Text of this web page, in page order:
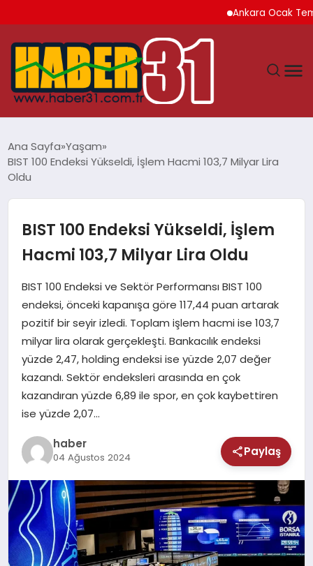
Ankara Ocak
HATAY
GÜNDEM
MAGAZIN
SAĞLIK
TEKNOLOJI
Ana Sayfa Yaşam
BIST 100 Endeksi Yükseldi, İşlem Hacmi 103,7 Milyar Lira
Oldu
BIST 100 Endeksi Yükseldi, İşlem
Hacmi 103,7 Milyar Lira Oldu
BIST 100 Endeksi ve Sektör Performansı BIST 100
endeksi, önceki kapanışa göre 117,44 puan artarak
pozitif bir seyir izledi. Toplam işlem hacmi ise 103,7
milyar lira olarak gerçekleşti. Bankacılık endeksi
yüzde 2,47, holding endeksi ise yüzde 2,07 değer
kazandı. Sektör endeksleri arasında en çok
kazandıran yüzde 6,89 ile spor, en çok kaybettiren
ise yüzde 2,07…
haber
04 Ağustos 2024 Paylaş